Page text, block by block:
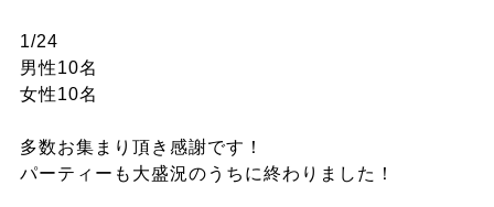
1/24
男性10名
女性10名
多数お集まり頂き感謝です！
パーティーも大盛況のうちに終わりました！